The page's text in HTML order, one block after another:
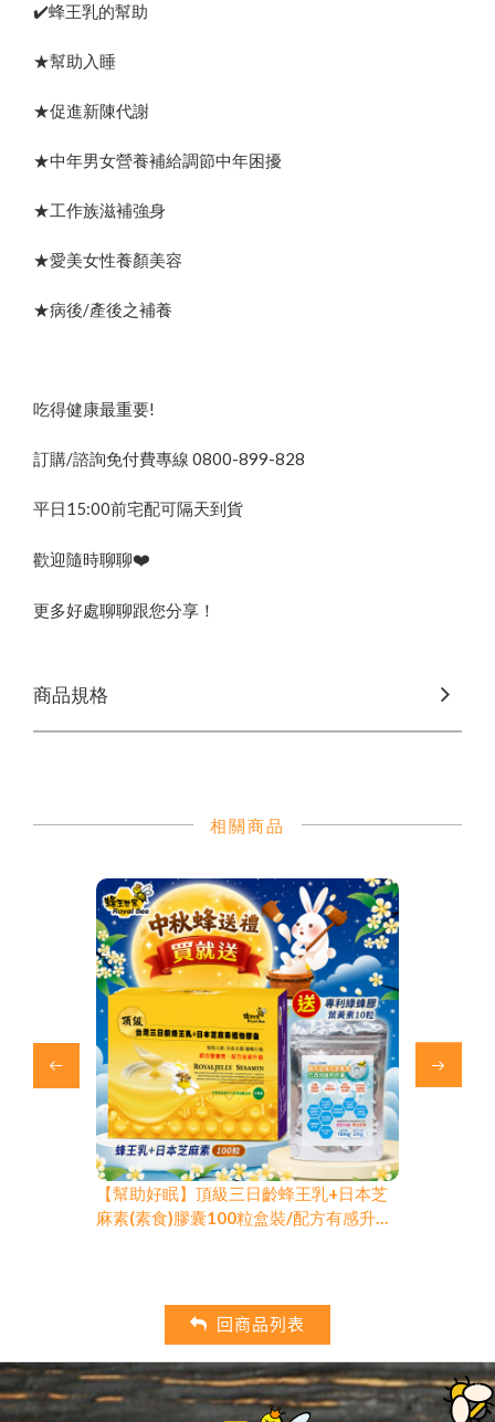
✔️蜂王乳的幫助
★幫助入睡
★促進新陳代謝
★中年男女營養補給調節中年困擾
★工作族滋補強身
★愛美女性養顏美容
★病後/產後之補養
吃得健康最重要!
訂購/諮詢免付費專線 0800-899-828
平日15:00前宅配可隔天到貨
歡迎隨時聊聊❤️
更多好處聊聊跟您分享！
商品規格
相關商品
【幫助好眠】頂級三日齡蜂王乳(素食)膠
囊100粒盒裝/最新效期2027/10
回商品列表